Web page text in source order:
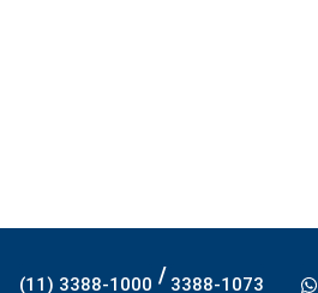
(11) 3388-1000 / 3388-1073